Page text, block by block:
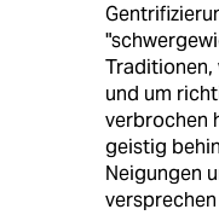
Traditionen,
und um
verbrochen
geistig
Neigungen